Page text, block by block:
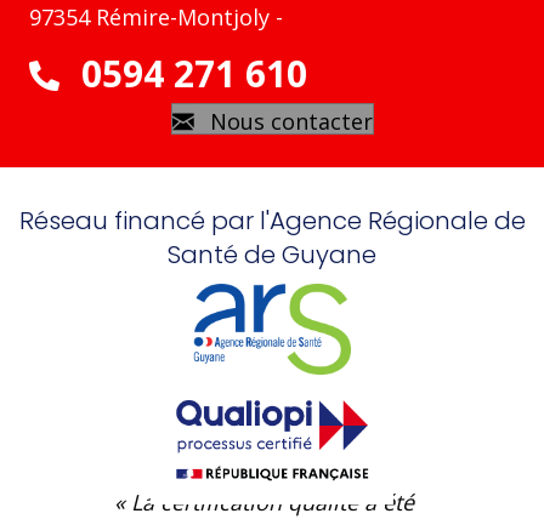
97354 Rémire-Montjoly -
0594 271 610
Nous contacter
Réseau financé par l'Agence Régionale de
Santé de Guyane
« La certification qualité a été